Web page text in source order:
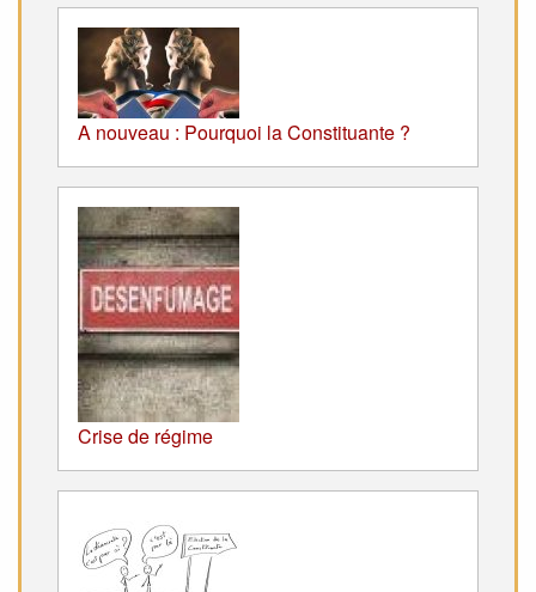
A nouveau : Pourquoi la Constituante ?
Crise de régime